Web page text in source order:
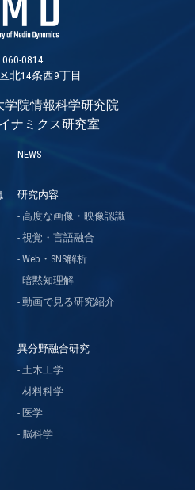
0814
北14条西9丁目
院情報科学研究院
ナミクス研究室
NEWS
研究内容
高度な画像・映像認識
視覚・言語融合
Web・SNS解析
暗黙知理解
動画で見る研究紹介
異分野融合研究
土木工学
材料科学
医学
脳科学